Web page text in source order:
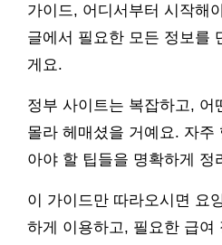
가이드, 어디서부터 시작해
글에서 필요한 모든 정보를
게요.
정부 사이트는 복잡하고, 어
몰라 헤매셨을 거예요. 자주
아야 할 팁들을 명확하게 정
이 가이드만 따라오시면 요
하게 이용하고, 필요한 급여